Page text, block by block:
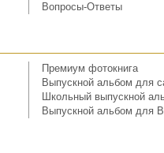
Вопросы-Ответы
Премиум фотокнига
Выпускной альбом для
Школьный выпускной
Выпускной альбом для